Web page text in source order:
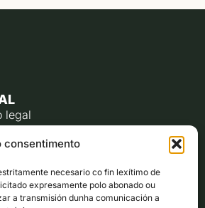
consentimento
necesario co fin lexítimo de
expresamente polo abonado ou
a transmisión dunha comunicación a
legal
de cookies (UE)